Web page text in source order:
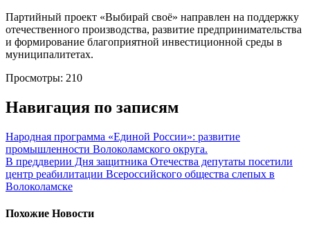
Партийный проект «Выбирай своё» направлен на поддержку
отечественного производства, развитие предпринимательства
и формирование благоприятной инвестиционной среды в
муниципалитетах.
Просмотры: 210
Навигация по записям
Народная программа «Единой России»: развитие
промышленности Волоколамского округа.
В преддверии Дня защитника Отечества депутаты посетили
центр реабилитации Всероссийского общества слепых в
Волоколамске
Похожие Новости